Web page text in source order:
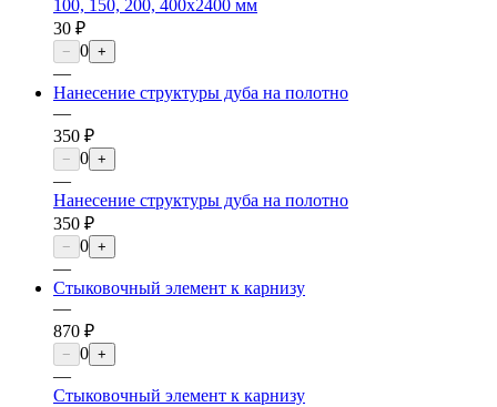
100, 150, 200, 400х2400 мм
30 ₽
− 0 +
—
Нанесение структуры дуба на полотно
—
350 ₽
− 0 +
—
Нанесение структуры дуба на полотно
350 ₽
− 0 +
—
Стыковочный элемент к карнизу
—
870 ₽
− 0 +
—
Стыковочный элемент к карнизу